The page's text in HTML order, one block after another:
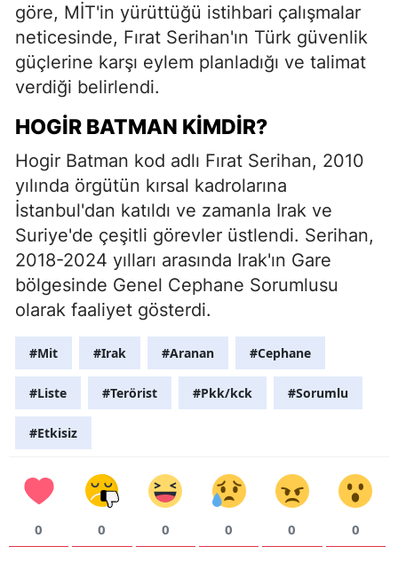
göre, MİT'in yürüttüğü istihbari çalışmalar
neticesinde, Fırat Serihan'ın Türk güvenlik
güçlerine karşı eylem planladığı ve talimat
verdiği belirlendi.
HOGIR BATMAN KIMDIR?
Hogir Batman kod adlı Fırat Serihan, 2010
yılında örgütün kırsal kadrolarına
İstanbul'dan katıldı ve zamanla Irak ve
Suriye'de çeşitli görevler üstlendi. Serihan,
2018-2024 yılları arasında Irak'ın Gare
bölgesinde Genel Cephane Sorumlusu
olarak faaliyet gösterdi.
#Mit #Irak #Aranan #Cephane
#Liste #Terörist #Pkk/kck #Sorumlu
#Etkisiz
0 0 0 0 0 0